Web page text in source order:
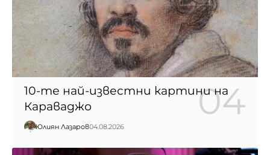
10-те най-известни картини на
Караваджо
Юлиян Лазаров04.08.2026